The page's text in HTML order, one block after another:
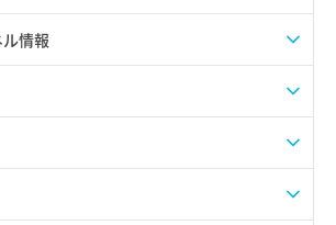
を作成する
ジを挿入する
情報
取得